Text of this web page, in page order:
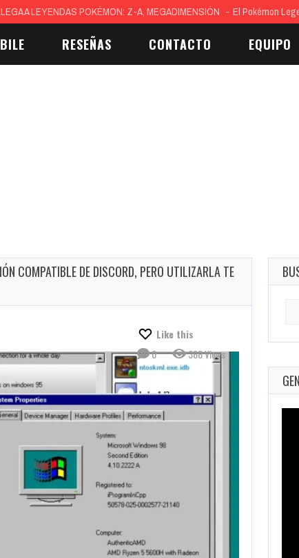
del mañana: diseño, calma y tecnología La cocina es centro
RESEÑAS CONTACTO EQUIPO
COMPATIBLE DE DISCORD, PERO UTILIZARLA TE
Like this
0
388 Views